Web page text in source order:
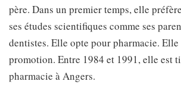
père. Dans un premier temps, elle
ses études scientifiques comme ses
dentistes. Elle opte pour pharmacie.
promotion. Entre 1984 et 1991, elle est
pharmacie à Angers.